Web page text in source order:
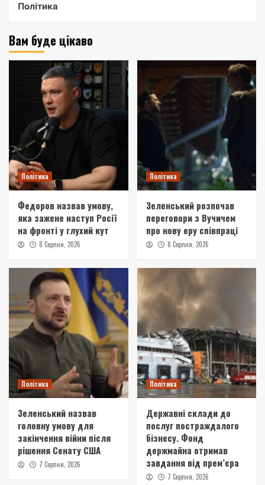
Політика
Вам буде цікаво
Політика
Федоров назвав умову,
яка зажене наступ Росії
на фронті у глухий кут
8 Серпня, 2026
Політика
Зеленський розпочав
переговори з Вучичем
про нову еру співпраці
8 Серпня, 2026
Політика
Зеленський назвав
головну умову для
закінчення війни після
рішення Сенату США
7 Серпня, 2026
Політика
Державні склади до
послуг постраждалого
бізнесу. Фонд
держмайна отримав
завдання від прем’єра
7 Серпня, 2026